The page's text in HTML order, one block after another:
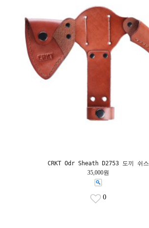
CRKT Odr Sheath D2753 도끼 쉬스
35,000원
0